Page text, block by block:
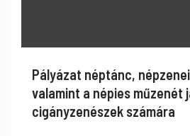
Pályázat néptánc,
valamint a népies műzenét
cigányzenészek számára